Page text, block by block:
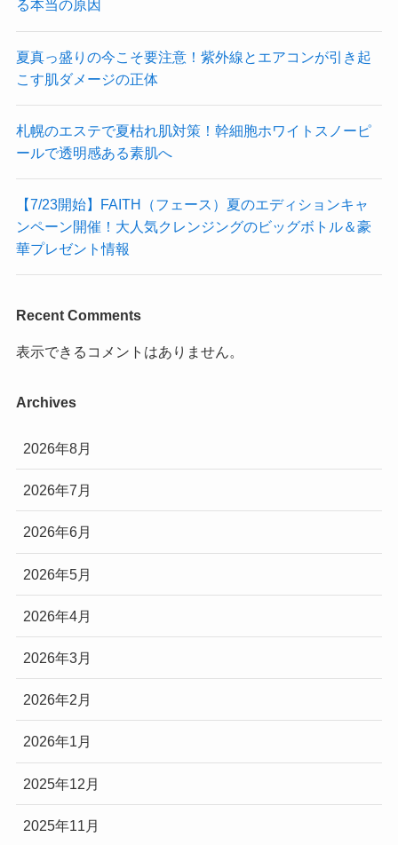
る本当の原因
夏真っ盛りの今こそ要注意！紫外線とエアコンが引き起
こす肌ダメージの正体
札幌のエステで夏枯れ肌対策！幹細胞ホワイトスノーピ
ールで透明感ある素肌へ
【7/23開始】FAITH（フェース）夏のエディションキャ
ンペーン開催！大人気クレンジングのビッグボトル＆豪
華プレゼント情報
Recent Comments
表示できるコメントはありません。
Archives
2026年8月
2026年7月
2026年6月
2026年5月
2026年4月
2026年3月
2026年2月
2026年1月
2025年12月
2025年11月